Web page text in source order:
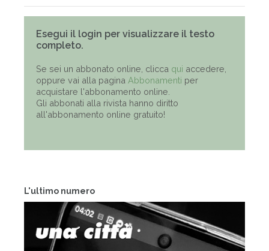
L'ultimo numero
Esegui il login per visualizzare il testo
completo.
Se sei un abbonato online, clicca qui accedere,
oppure vai alla pagina Abbonamenti per
acquistare l'abbonamento online.
Gli abbonati alla rivista hanno diritto
all'abbonamento online gratuito!